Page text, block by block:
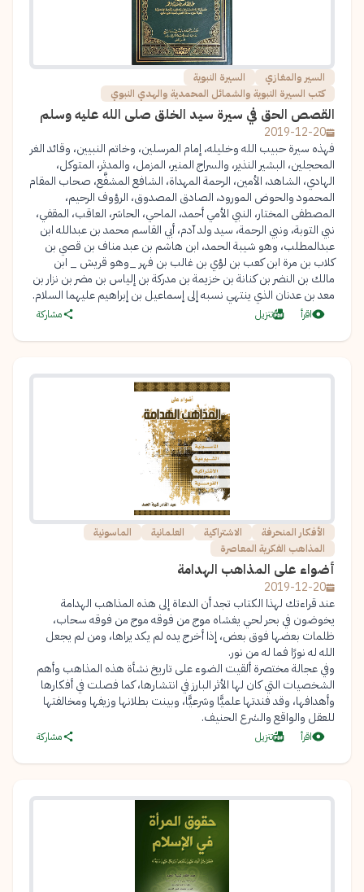
السير والمغازي
السيرة النبوية
كتب السيرة النبوية والشمائل المحمدية والهدي النبوي
القصص الحق في سيرة سيد الخلق صلى الله عليه وسلم
2019-12-20
فهذه سيرة حبيب الله وخليله، إمام المرسلين، وخاتم النبيين، وقائد الغر
المحجلين، البشير النذير، والسراج المنير، المزمل، والمدثر، المتوكل،
الهادي، الشاهد، الأمين، الرحمة المهداة، الشافع المشفَّع، صحاب المقام
المحمود والحوض المورود، الصادق المصدوق، الرؤوف الرحيم،
المصطفى المختار، النبي الأمي أحمد، الماحي، الحاشر، العاقب، المقفي،
نبي التوبة، ونبي الرحمة، سيد ولد آدم، أبي القاسم محمد بن عبدالله ابن
عبدالمطلب، وهو شيبة الحمد، ابن هاشم بن عبد مناف بن قصي بن
كلاب بن مرة ابن كعب بن لؤي بن غالب بن فهر _وهو قريش _ ابن
مالك بن النضر بن كنانة بن خزيمة بن مدركة بن إلياس بن مضر بن نزار بن
معد بن عدنان الذي ينتهي نسبه إلى إسماعيل بن إبراهيم عليهما السلام.
اقرأ تنزيل مشاركة
الأفكار المنحرفة الاشتراكية العلمانية
الماسونية
المذاهب الفكرية المعاصرة
أضواء على المذاهب الهدامة
2019-12-20
عند قراءتك لهذا الكتاب تجد أن الدعاة إلى هذه المذاهب الهدامة
يخوضون في بحر لحي يغشاه موج من فوقه موج من فوقه سحاب،
ظلمات بعضها فوق بعض، إذا أخرج يده لم يكد يراها، ومن لم يجعل
الله له نورًا فما له من نور.
وفي عجالة مختصرة ألقيت الضوء على تاريخ نشأة هذه المذاهب وأهم
الشخصيات التي كان لها الأثر البارز في انتشارها، كما فصلت في أفكارها
وأهدافها، وقد فندتها علميًّا وشرعيًّا، وبينت بطلانها وزيفها ومخالفتها
للعقل والواقع والشرع الحنيف.
اقرأ تنزيل مشاركة